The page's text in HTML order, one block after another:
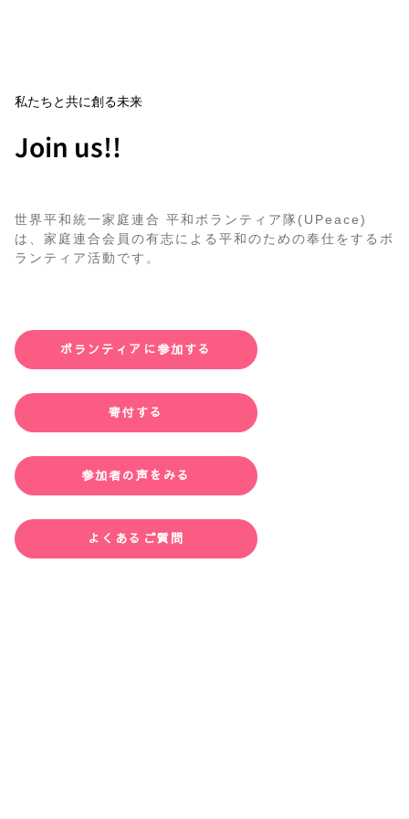
私たちと共に創る未来
Join us!!
世界平和統一家庭連合 平和ボランティア隊(UPeace)
は、家庭連合会員の有志による平和のための奉仕をするボ
ランティア活動です。
ボランティアに参加する
寄付する
参加者の声をみる
よくあるご質問